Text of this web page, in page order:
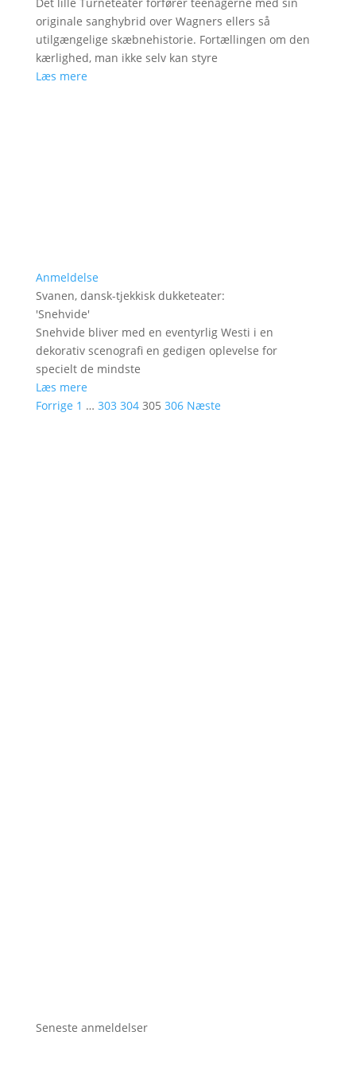
originale sanghybrid over Wagners ellers så
utilgængelige skæbnehistorie. Fortællingen om den
kærlighed, man ikke selv kan styre
Læs mere
Anmeldelse
Svanen, dansk-tjekkisk dukketeater:
'Snehvide'
Snehvide bliver med en eventyrlig Westi i en
dekorativ scenografi en gedigen oplevelse for
specielt de mindste
Læs mere
Forrige 1 … 303 304 305 306 Næste
Seneste anmeldelser